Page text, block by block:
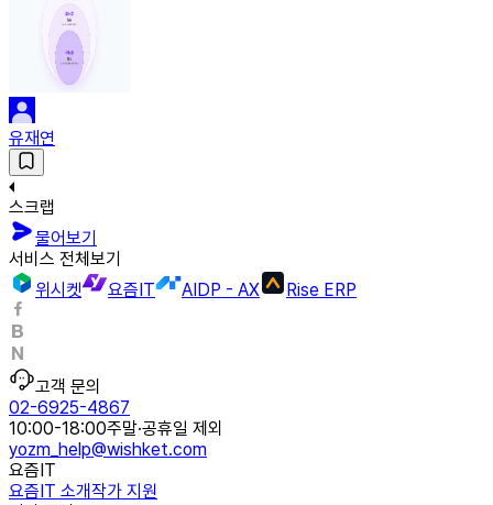
유재연
스크랩
물어보기
서비스 전체보기
위시켓
요즘IT AIDP - AX Rise ERP
고객 문의
02-6925-4867
10:00-18:00주말·공휴일 제외
yozm_help@wishket.com
요즘IT
요즘IT 소개작가 지원